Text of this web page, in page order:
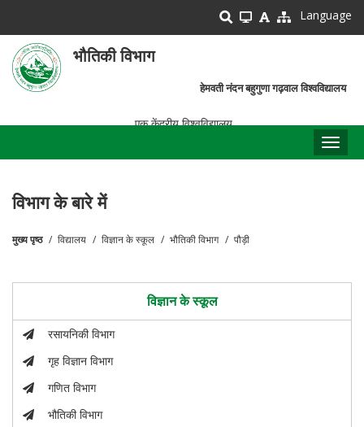
main
content
Language
भौतिकी विभाग
हेमवती नंदन बहुगुणा गढ़वाल विश्वविद्यालय
एक केंद्रीय विश्वविद्यालय
विभाग के बारे में
मुख्य पृष्ठ विद्यालय विज्ञान के स्कूल भौतिकी विभाग पौड़ी
विज्ञान के स्कूल
रसायनिकी विभाग
गृह विज्ञान विभाग
गणित विभाग
भौतिकी विभाग